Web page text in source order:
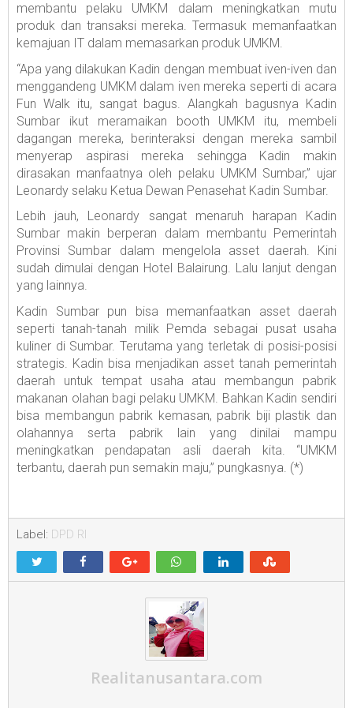
membantu pelaku UMKM dalam meningkatkan mutu
produk dan transaksi mereka. Termasuk memanfaatkan
kemajuan IT dalam memasarkan produk UMKM.
“Apa yang dilakukan Kadin dengan membuat iven-iven dan
menggandeng UMKM dalam iven mereka seperti di acara
Fun Walk itu, sangat bagus. Alangkah bagusnya Kadin
Sumbar ikut meramaikan booth UMKM itu, membeli
dagangan mereka, berinteraksi dengan mereka sambil
menyerap aspirasi mereka sehingga Kadin makin
dirasakan manfaatnya oleh pelaku UMKM Sumbar,” ujar
Leonardy selaku Ketua Dewan Penasehat Kadin Sumbar.
Lebih jauh, Leonardy sangat menaruh harapan Kadin
Sumbar makin berperan dalam membantu Pemerintah
Provinsi Sumbar dalam mengelola asset daerah. Kini
sudah dimulai dengan Hotel Balairung. Lalu lanjut dengan
yang lainnya.
Kadin Sumbar pun bisa memanfaatkan asset daerah
seperti tanah-tanah milik Pemda sebagai pusat usaha
kuliner di Sumbar. Terutama yang terletak di posisi-posisi
strategis. Kadin bisa menjadikan asset tanah pemerintah
daerah untuk tempat usaha atau membangun pabrik
makanan olahan bagi pelaku UMKM. Bahkan Kadin sendiri
bisa membangun pabrik kemasan, pabrik biji plastik dan
olahannya serta pabrik lain yang dinilai mampu
meningkatkan pendapatan asli daerah kita. “UMKM
terbantu, daerah pun semakin maju,” pungkasnya. (*)
Label: DPD RI
Realitanusantara.com